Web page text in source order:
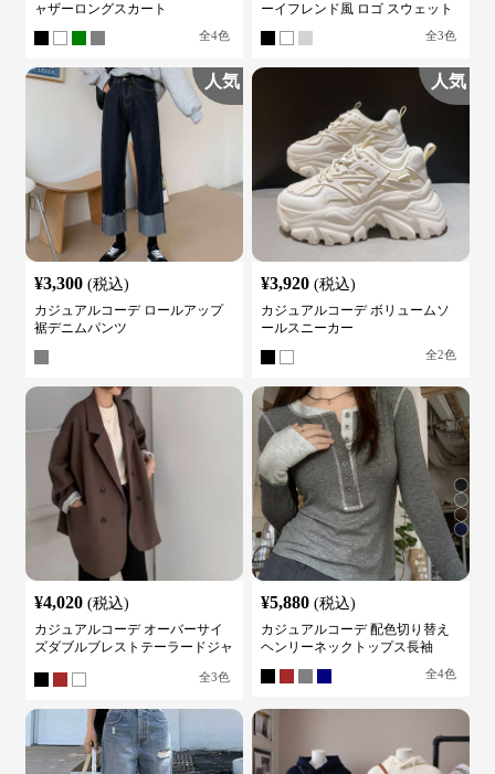
ャザーロングスカート
全4色
ーイフレンド風 ロゴ スウェット
全3色
人気
¥3,300 (税込)
カジュアルコーデ ロールアップ
裾デニムパンツ
人気
¥3,920 (税込)
カジュアルコーデ ボリュームソ
ールスニーカー
全2色
¥4,020 (税込)
カジュアルコーデ オーバーサイ
ズダブルブレストテーラードジャ
全3色
¥5,880 (税込)
カジュアルコーデ 配色切り替え
ヘンリーネックトップス長袖
全4色